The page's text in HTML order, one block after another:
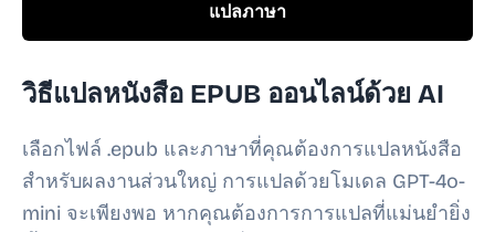
แปลภาษา
วิธีแปลหนังสือ EPUB ออนไลน์ด้วย AI
เลือกไฟล์ .epub และภาษาที่คุณต้องการแปลหนังสือ
สำหรับผลงานส่วนใหญ่ การแปลด้วยโมเดล GPT-4o-
mini จะเพียงพอ หากคุณต้องการการแปลที่แม่นยำยิ่ง